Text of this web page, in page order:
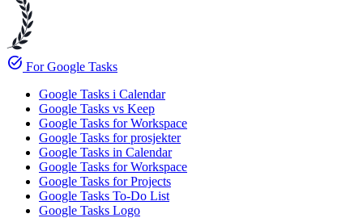
task_alt For Google Tasks
Google Tasks i Calendar
Google Tasks vs Keep
Google Tasks for Workspace
Google Tasks for prosjekter
Google Tasks in Calendar
Google Tasks for Workspace
Google Tasks for Projects
Google Tasks To-Do List
Google Tasks Logo